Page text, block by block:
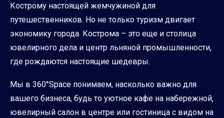
Кострому настоящей жемчужиной для
путешественников. Но не только туризм двигает
экономику города. Кострома – это еще и столица
ювелирного дела и центр льняной промышленности,
где рождаются настоящие шедевры.
Мы в 360°Space понимаем, насколько важно для
вашего бизнеса, будь то уютное кафе на набережной,
ювелирный салон в центре или гостиница с видом на